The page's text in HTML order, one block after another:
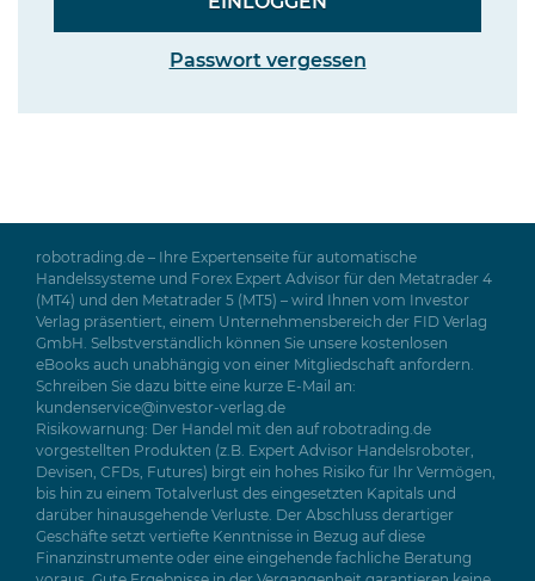
Passwort vergessen
robotrading.de – Ihre Expertenseite für automatische
Handelssysteme und Forex Expert Advisor für den Metatrader 4
(MT4) und den Metatrader 5 (MT5) – wird Ihnen vom Investor
Verlag präsentiert, einem Unternehmensbereich der FID Verlag
GmbH. Selbstverständlich können Sie unsere kostenlosen
eBooks auch unabhängig von einer Mitgliedschaft anfordern.
Schreiben Sie dazu bitte eine kurze E-Mail an:
kundenservice@investor-verlag.de
Risikowarnung: Der Handel mit den auf robotrading.de
vorgestellten Produkten (z.B. Expert Advisor Handelsroboter,
Devisen, CFDs, Futures) birgt ein hohes Risiko für Ihr Vermögen,
bis hin zu einem Totalverlust des eingesetzten Kapitals und
darüber hinausgehende Verluste. Der Abschluss derartiger
Geschäfte setzt vertiefte Kenntnisse in Bezug auf diese
Finanzinstrumente oder eine eingehende fachliche Beratung